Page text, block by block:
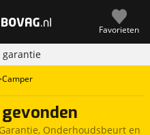
Favorieten
garantie
Camper
Onderhoudsbeurt en